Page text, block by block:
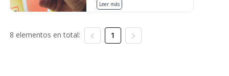
Leer más
8 elementos en total: 1